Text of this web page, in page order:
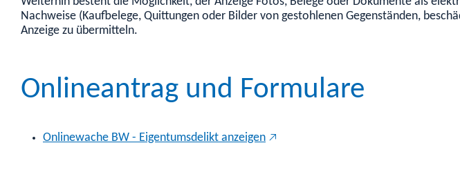
Nachweise (Kaufbelege, Quittungen oder Bilder von gestohlenen Gegenständen,
Anzeige zu übermitteln.
Onlineantrag und Formulare
Onlinewache BW - Eigentumsdelikt anzeigen